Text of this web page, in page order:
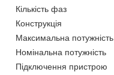
Кількість фаз
Конструкція
Максимальна потужність
Номінальна потужність
Підключення пристрою